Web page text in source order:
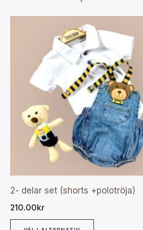
2- delar set (shorts +polotröja)
210.00kr
här
produkten
har
flera
varianter.
De
olika
alternativen
kan
på